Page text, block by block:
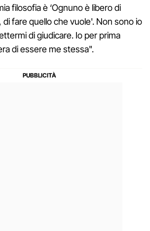
filosofia è ‘Ognuno è libero di
fare quello che vuole'. Non sono io
di giudicare. Io per prima
di essere me stessa".